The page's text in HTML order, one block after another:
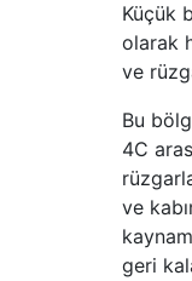
Küçük
olarak
ve
Bu
4C
ve
geri